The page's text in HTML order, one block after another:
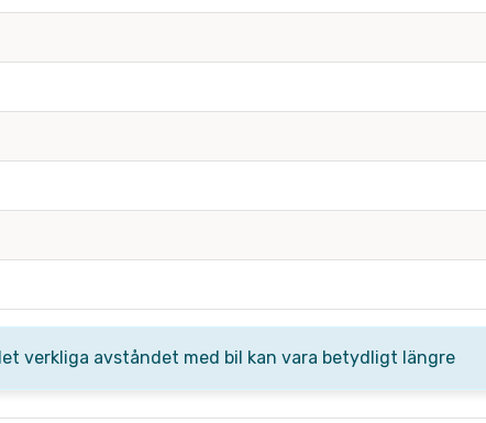
verkliga avståndet med bil kan vara betydligt längre